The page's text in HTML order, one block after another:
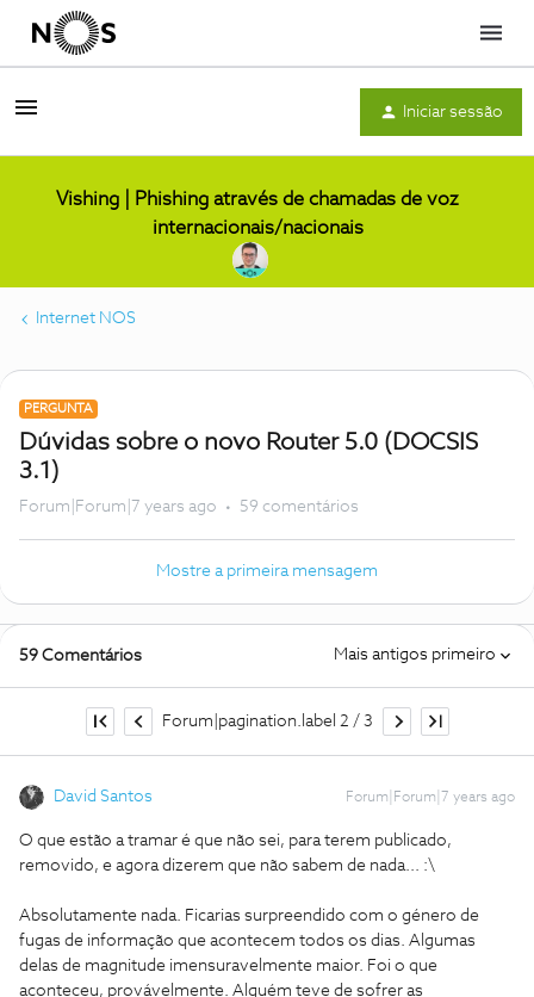
Menu
Iniciar sessão
Vishing | Phishing através de chamadas de voz
internacionais/nacionais
Internet NOS
PERGUNTA
Dúvidas sobre o novo Router 5.0 (DOCSIS
3.1)
Forum|Forum|7 years ago 59 comentários
Mostre a primeira mensagem
59 Comentários Mais antigos primeiro
Forum|pagination.label 2 / 3
David Santos Forum|Forum|7 years ago
O que estão a tramar é que não sei, para terem publicado,
removido, e agora dizerem que não sabem de nada... :\
Absolutamente nada. Ficarias surpreendido com o género de
fugas de informação que acontecem todos os dias. Algumas
delas de magnitude imensuravelmente maior. Foi o que
aconteceu, provávelmente. Alguém teve de sofrer as